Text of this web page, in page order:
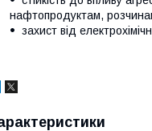
нафтопродуктам, розчинам
захист від